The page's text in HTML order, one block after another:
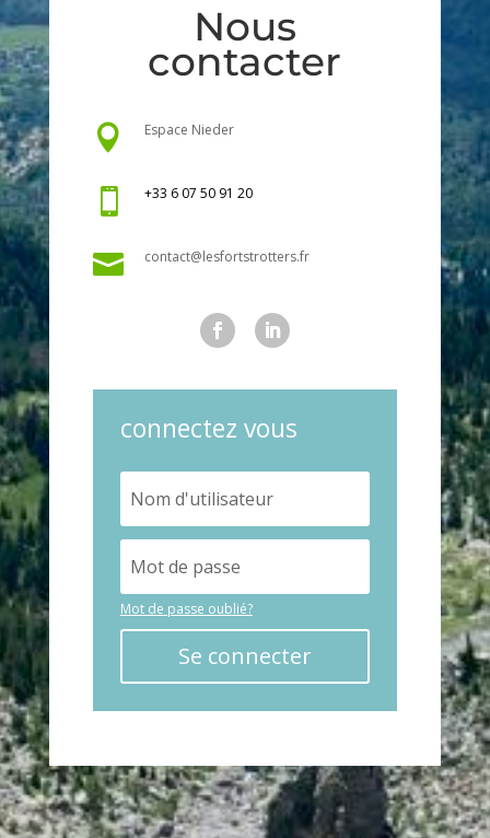
Nous
contacter
 Espace Nieder
 +33 6 07 50 91 20
 contact@lesfortstrotters.fr
connectez vous
Mot de passe oublié?
Se connecter